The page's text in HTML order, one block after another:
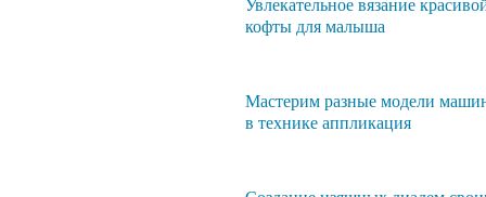
Увлекательное вязание
кофты для малыша
Мастерим разные модели
в технике аппликация